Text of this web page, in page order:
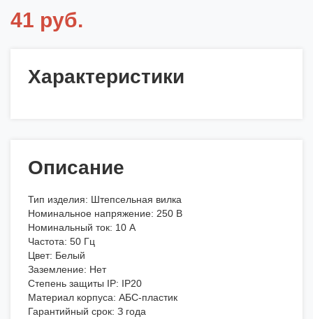
41 руб.
Характеристики
Описание
Тип изделия: Штепсельная вилка
Номинальное напряжение: 250 В
Номинальный ток: 10 А
Частота: 50 Гц
Цвет: Белый
Заземление: Нет
Степень защиты IP: IP20
Материал корпуса: АБС-пластик
Гарантийный срок: З года